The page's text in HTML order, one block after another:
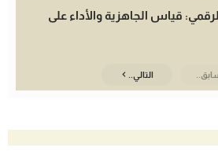
قياس الجاهزية والأداء على
التالي..